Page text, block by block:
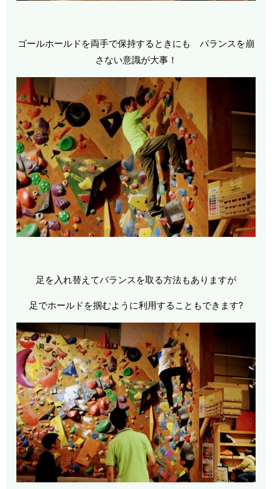
ゴールホールドを両手で保持するときにも バランスを崩
さない意識が大事！
足を入れ替えてバランスを取る方法もありますが
足でホールドを掴むように利用することもできます?